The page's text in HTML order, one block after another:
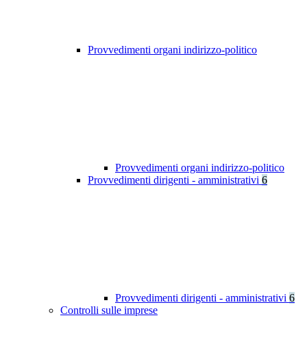
Provvedimenti organi indirizzo-politico
Provvedimenti organi indirizzo-politico
Provvedimenti dirigenti - amministrativi 6
Provvedimenti dirigenti - amministrativi 6
Controlli sulle imprese